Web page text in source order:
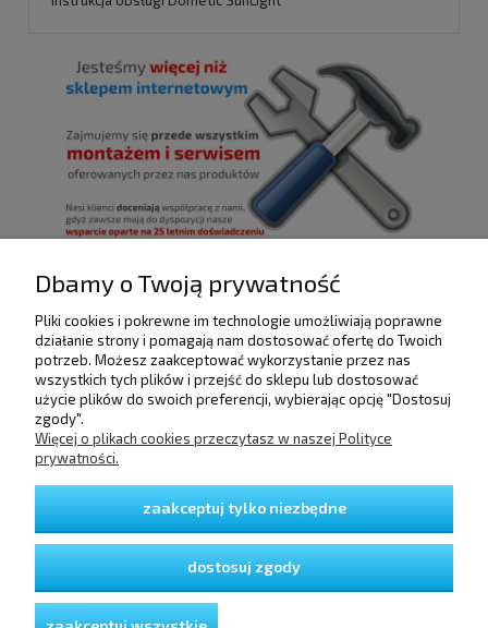
POMOC
DOSTAWA I PŁATNOŚCI
GWARANCJA I ZWROTY
O FIRMIE
Dbamy o Twoją prywatność
Pliki cookies i pokrewne im technologie umożliwiają poprawne
działanie strony i pomagają nam dostosować ofertę do Twoich
potrzeb. Możesz zaakceptować wykorzystanie przez nas
wszystkich tych plików i przejść do sklepu lub dostosować
użycie plików do swoich preferencji, wybierając opcję "Dostosuj
zgody".
Więcej o plikach cookies przeczytasz w naszej Polityce
prywatności.
zaakceptuj tylko niezbędne
dostosuj zgody